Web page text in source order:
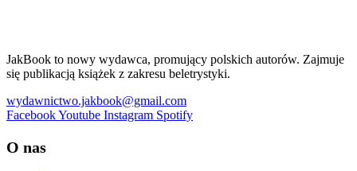
JakBook to nowy wydawca, promujący polskich autorów. Zajmuje
się publikacją książek z zakresu beletrystyki.
wydawnictwo.jakbook@gmail.com
FacebookYoutube Instagram Spotify
O nas